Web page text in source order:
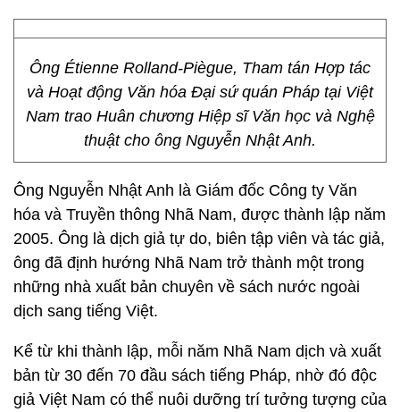
Ông Étienne Rolland-Piègue, Tham tán Hợp tác
và Hoạt động Văn hóa Đại sứ quán Pháp tại Việt
Nam trao Huân chương Hiệp sĩ Văn học và Nghệ
thuật cho ông Nguyễn Nhật Anh.
Ông Nguyễn Nhật Anh là Giám đốc Công ty Văn
hóa và Truyền thông Nhã Nam, được thành lập năm
2005. Ông là dịch giả tự do, biên tập viên và tác giả,
ông đã định hướng Nhã Nam trở thành một trong
những nhà xuất bản chuyên về sách nước ngoài
dịch sang tiếng Việt.
Kể từ khi thành lập, mỗi năm Nhã Nam dịch và xuất
bản từ 30 đến 70 đầu sách tiếng Pháp, nhờ đó độc
giả Việt Nam có thể nuôi dưỡng trí tưởng tượng của